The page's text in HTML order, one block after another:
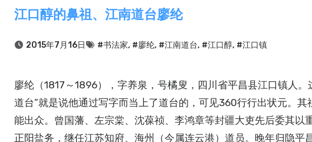
江口醇的鼻祖、江南道台廖纶
2015年7月16日 #书法家, #廖纶, #江南道台, #江口醇, #江口镇
廖纶（1817～1896），字养泉，号橘叟，四川省平昌县江口镇人。
道台”就是说他通过写字而当上了道台的，可见360行行出状元。 其
能出众。曾国藩、左宗棠、沈葆祯、李鸿章等封疆大吏先后委其
正阳盐务，继任江苏知府、海州（今属连云港）道员。晚年归隐平